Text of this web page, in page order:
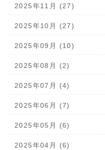
2025年11月 (27)
2025年10月 (27)
2025年09月 (10)
2025年08月 (2)
2025年07月 (4)
2025年06月 (7)
2025年05月 (6)
2025年04月 (6)